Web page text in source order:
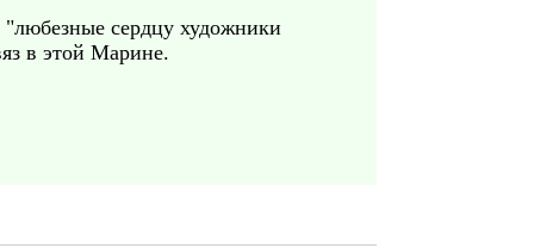
"любезные сердцу художники
в этой Марине.